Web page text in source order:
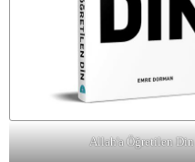
Allah'a Öğretilen Din